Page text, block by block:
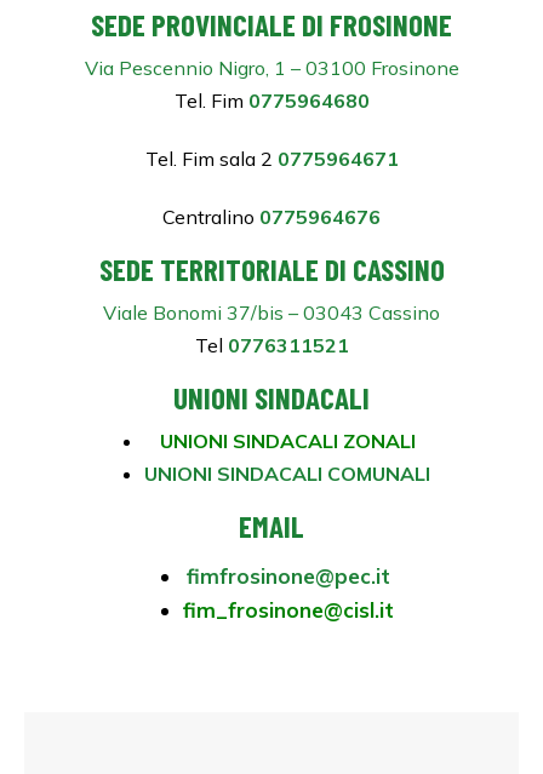
SEDE PROVINCIALE DI FROSINONE
Via Pescennio Nigro, 1 – 03100 Frosinone
Tel. Fim 0775964680
Tel. Fim sala 2 0775964671
Centralino 0775964676
SEDE TERRITORIALE DI CASSINO
Viale Bonomi 37/bis – 03043 Cassino
Tel 0776311521
UNIONI SINDACALI
UNIONI SINDACALI ZONALI
UNIONI SINDACALI COMUNALI
EMAIL
fimfrosinone@pec.it
fim_frosinone@cisl.it